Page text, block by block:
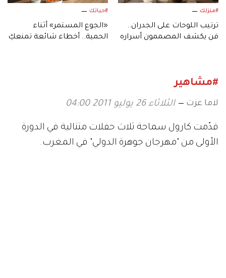
#منزلك
ترتيب اللوحات على الجدران..
فن يكشف المصممون أسراره
#حياتك
«الجوع المستمر» أثناء
الحمية.. أخطاء شائعة تمنعكِ
#مشاهير
لاما عزت الثلاثاء 26 يوليو 2011 04:00
قدّمت كارول سماحة ثلاث حفلات متتالية في الدورة
الأولى من "مهرجان جوهرة الدولي" في المغرب.